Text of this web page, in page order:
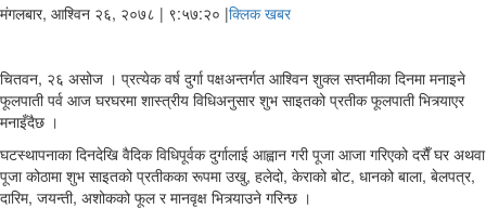
मंगलबार, आश्विन २६, २०७८ | ९:५७:२० |क्लिक खबर
चितवन, २६ असोज । प्रत्येक वर्ष दुर्गा पक्षअन्तर्गत आश्विन शुक्ल सप्तमीका दिनमा मनाइने
फूलपाती पर्व आज घरघरमा शास्त्रीय विधिअनुसार शुभ साइतको प्रतीक फूलपाती भित्र्याएर
मनाइँदैछ ।
घटस्थापनाका दिनदेखि वैदिक विधिपूर्वक दुर्गालाई आह्वान गरी पूजा आजा गरिएको दसैँ घर अथवा
पूजा कोठामा शुभ साइतको प्रतीकका रूपमा उखु, हलेदो, केराको बोट, धानको बाला, बेलपत्र,
दारिम, जयन्ती, अशोकको फूल र मानवृक्ष भित्र्याउने गरिन्छ ।